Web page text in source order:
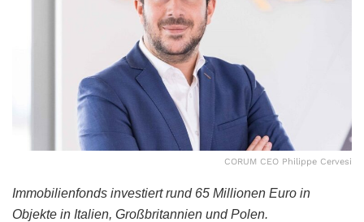
CORUM CEO Philippe Cervesi
Immobilienfonds investiert rund 65 Millionen Euro in
Objekte in Italien, Großbritannien und Polen.